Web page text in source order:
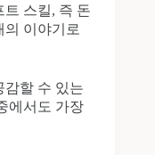
트 스킬, 즉 돈
의 이야기로
감할 수 있는
에서도 가장